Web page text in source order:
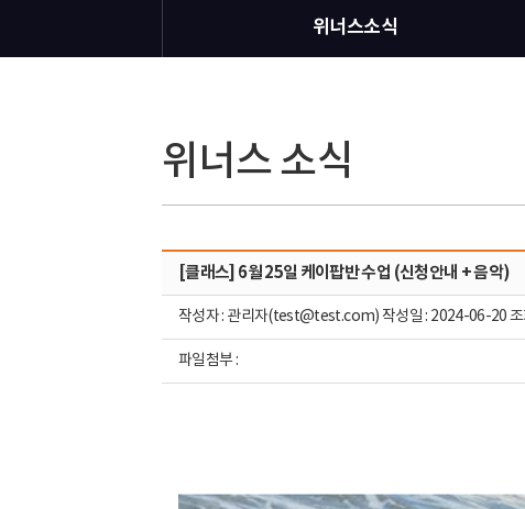
위너스소식
위너스 소식
[클래스] 6월 25일 케이팝반 수업 (신청안내 + 음악)
작성자 : 관리자(test@test.com) 작성일 : 2024-06-20 조
파일첨부 :